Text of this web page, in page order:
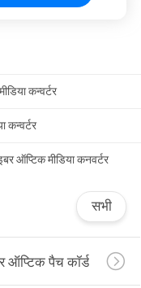
कन्वर्टर
कन्वर्टर
ऑप्टिक मीडिया कनवर्टर
सभी
ऑप्टिक पैच कॉर्ड